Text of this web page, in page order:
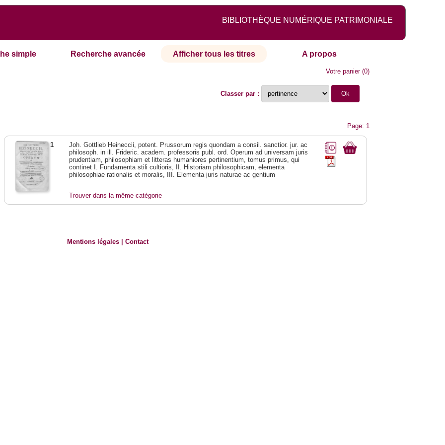
BIBLIOTHÈQUE NUMÉRIQUE PATRIMONIALE
simple Recherche avancée Afficher tous les titres A propos
Votre panier(0)
Classer par :
Page: 1
1
Joh. Gottlieb Heineccii, potent. Prussorum regis quondam a consil. sanctior. jur. ac
philosoph. in ill. Frideric. academ. professoris publ. ord. Operum ad universam juris
prudentiam, philosophiam et litteras humaniores pertinentium, tomus primus, qui
continet I. Fundamenta stili cultioris, II. Historiam philosophicam, elementa
philosophiae rationalis et moralis, III. Elementa juris naturae ac gentium
Trouver dans la même catégorie
Mentions légales |Contact